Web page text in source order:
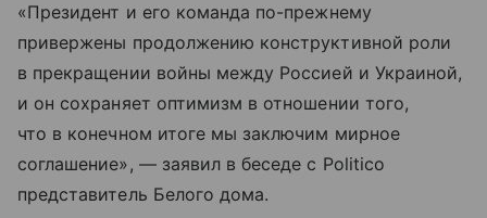
«Президент и его команда по-прежнему
привержены продолжению конструктивной роли
в прекращении войны между Россией и Украиной,
и он сохраняет оптимизм в отношении того,
что в конечном итоге мы заключим мирное
соглашение», — заявил в беседе с Politico
представитель Белого дома.